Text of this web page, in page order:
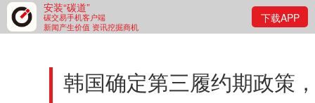
安装“碳道”
碳交易手机客户端
新闻产生价值 资讯挖掘商机
下载APP
韩国确定第三履约期政策